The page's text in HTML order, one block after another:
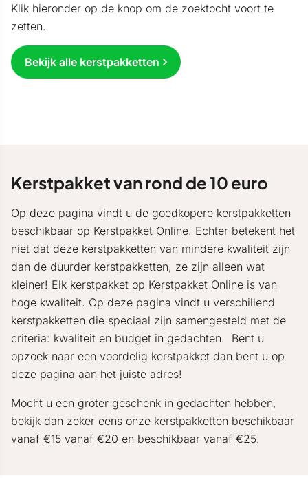
Klik hieronder op de knop om de zoektocht voort te
zetten.
Bekijk alle kerstpakketten
Kerstpakket van rond de 10 euro
Op deze pagina vindt u de goedkopere kerstpakketten
beschikbaar op Kerstpakket Online. Echter betekent het
niet dat deze kerstpakketten van mindere kwaliteit zijn
dan de duurder kerstpakketten, ze zijn alleen wat
kleiner! Elk kerstpakket op Kerstpakket Online is van
hoge kwaliteit. Op deze pagina vindt u verschillend
kerstpakketten die speciaal zijn samengesteld met de
criteria: kwaliteit en budget in gedachten. Bent u
opzoek naar een voordelig kerstpakket dan bent u op
deze pagina aan het juiste adres!
Mocht u een groter geschenk in gedachten hebben,
bekijk dan zeker eens onze kerstpakketten beschikbaar
vanaf €15 vanaf €20 en beschikbaar vanaf €25.